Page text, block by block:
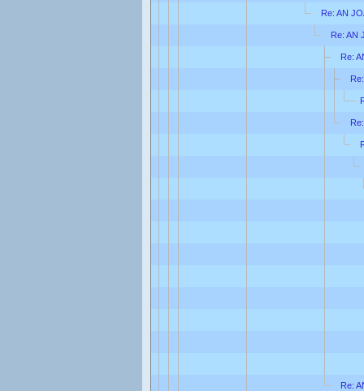
Re: AN
Re: AN
Re:
Re: